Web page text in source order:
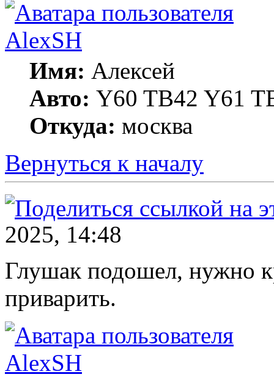
AlexSH
Имя: Алексей
Авто: Y60 TB42 Y61
Откуда: москва
Вернуться к началу
2025, 14:48
Глушак подошел, нужно
приварить.
AlexSH